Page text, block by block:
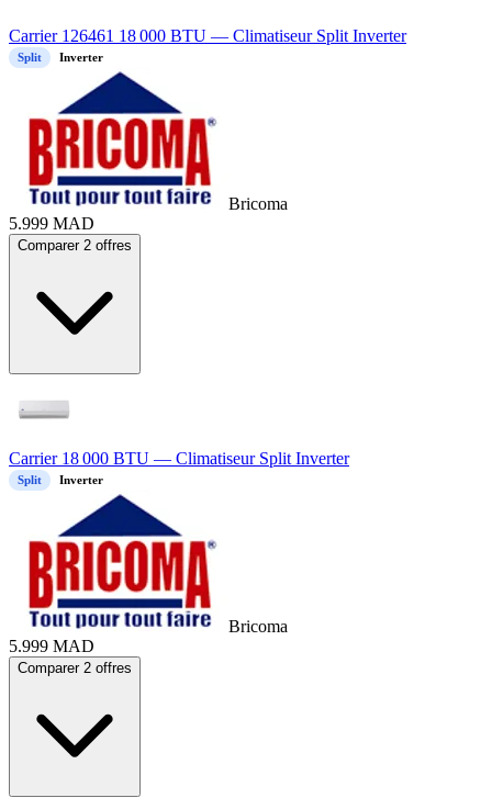
Carrier 126461 18 000 BTU — Climatiseur Split Inverter
Split Inverter
Bricoma
5.999 MAD
Comparer 2 offres
Carrier 18 000 BTU — Climatiseur Split Inverter
Split Inverter
Bricoma
5.999 MAD
Comparer 2 offres